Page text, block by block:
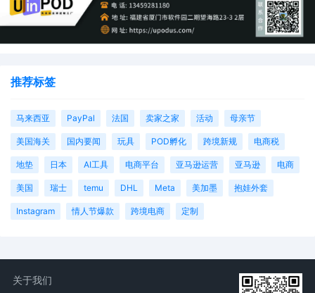
推荐标签
马来西亚 PayPal 法国 卖家之家 活动 母亲节
美国海关 国内要闻 玩具 POD孵化 跨境新规 电商税
地垫 日本 AI工具 电商平台 亚马逊运营 亚马逊 电商
美国 瑞士 temu DHL Meta 美加墨 抱娃外套
Instagram 情人节爆款 跨境电商 定制
关于我们